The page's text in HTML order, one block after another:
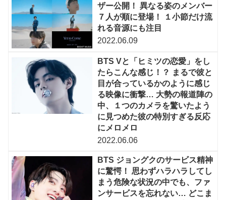
ザー公開！ 異なる姿のメンバー
７人が順に登場！ １小節だけ流
れる音源にも注目
2022.06.09
BTS Vと「ヒミツの恋愛」をし
たらこんな感じ！？ まるで彼と
目が合っているかのように感じ
る映像に衝撃… 大勢の報道陣の
中、１つのカメラを驚いたよう
に見つめた彼の特別すぎる反応
にメロメロ
2022.06.06
BTS ジョングクのサービス精神
に驚愕！ 思わずハラハラしてし
まう危険な状況の中でも、ファ
ンサービスを忘れない… どこま